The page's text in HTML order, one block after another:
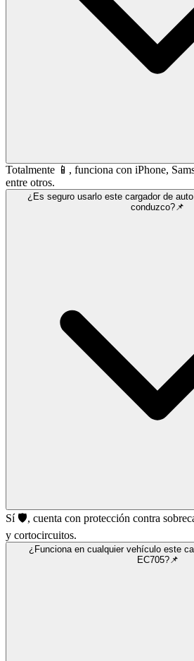
Totalmente 📱, funciona con iPhone,
entre otros.
¿Es seguro usarlo este cargador de
conduzco?📌
Sí 🛡️, cuenta con protección contra
y cortocircuitos.
¿Funciona en cualquier vehículo este
EC705?📌